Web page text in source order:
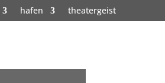
hafen theatergeist